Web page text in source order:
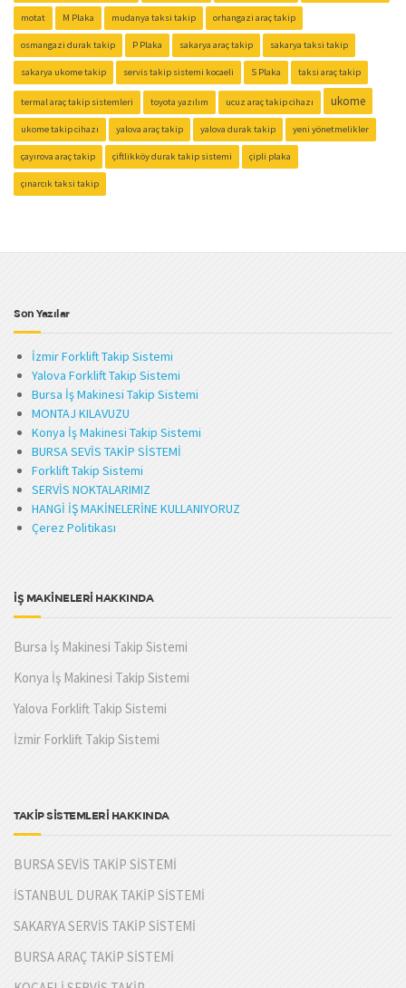
motat M Plaka mudanya taksi takip orhangazi araç takip
osmangazi durak takip P Plaka sakarya araç takip sakarya taksi takip
sakarya ukome takip servis takip sistemi kocaeli S Plaka taksi araç takip
termal araç takip sistemleri toyota yazılım ucuz araç takip cihazı ukome
ukome takip cihazı yalova araç takip yalova durak takip yeni yönetmelikler
çayırova araç takip çiftlikköy durak takip sistemi çipli plaka
çınarcık taksi takip
Son Yazılar
İzmir Forklift Takip Sistemi
Yalova Forklift Takip Sistemi
Bursa İş Makinesi Takip Sistemi
MONTAJ KILAVUZU
Konya İş Makinesi Takip Sistemi
BURSA SEVİS TAKİP SİSTEMİ
Forklift Takip Sistemi
SERVİS NOKTALARIMIZ
HANGİ İŞ MAKİNELERİNE KULLANIYORUZ
Çerez Politikası
İŞ MAKİNELERİ HAKKINDA
Bursa İş Makinesi Takip Sistemi
Konya İş Makinesi Takip Sistemi
Yalova Forklift Takip Sistemi
İzmir Forklift Takip Sistemi
TAKİP SİSTEMLERİ HAKKINDA
BURSA SEVİS TAKİP SİSTEMİ
İSTANBUL DURAK TAKİP SİSTEMİ
SAKARYA SERVİS TAKİP SİSTEMİ
BURSA ARAÇ TAKİP SİSTEMİ